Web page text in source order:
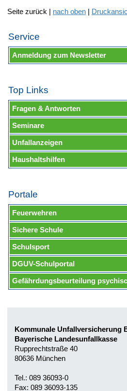
Seite zurück | nach oben |
Service
Anmeldung zum Newsletter
Top Links
Fragen & Antworten
Seminare
Unfallanzeigen
Haushaltshilfen
Portale
Feuerwehren
Sichere Schule
Schulsport
DGUV-Schulportal
Gefährdungsbeurteilung
Kommunale Unfallversicherung
Bayerische Landesunfallkasse
Rupprechtstraße 40
80636 München
Tel.: 089 36093-0
Fax: 089 36093-135